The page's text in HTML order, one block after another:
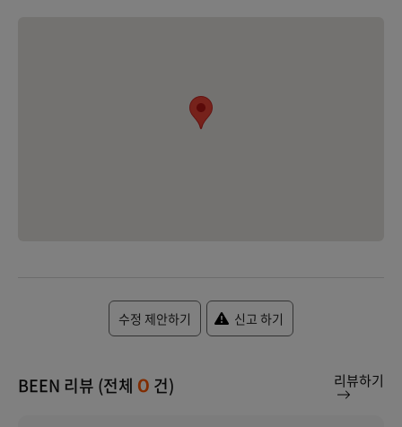
수정 제안하기 신고 하기
BEEN 리뷰 (전체 0 건) 리뷰하기